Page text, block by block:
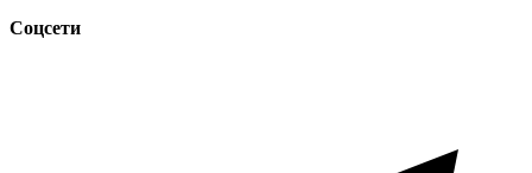
Соцсети